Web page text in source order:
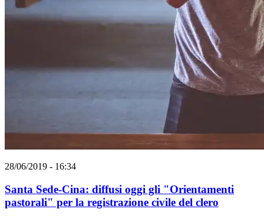
28/06/2019 - 16:34
Santa Sede-Cina: diffusi oggi gli "Orientamenti
pastorali" per la registrazione civile del clero